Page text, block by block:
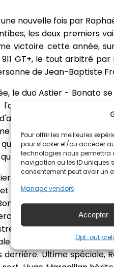
Pour offrir les meilleures
pour stocker et/ou accéder
technologies nous permettra
navigation ou les ID uniques
consentement peut avoir un
Manage vendors
Accepter
Opt-out
nouvelle fois par
les deux premiers
victoire cette année,
GT+, le tout arbitré
de Jean-Baptiste
le duo Astier - Bonato
l'avantage est à Yoann
midi, c'est bien
confortable puisque 8,5
tient fermement le
sur des spéciales plus
donc une boucle de la
qui tient bon.
la première place.
donc 100% de
de l'après-midi, Astier
derrière. Ultime spéciale,